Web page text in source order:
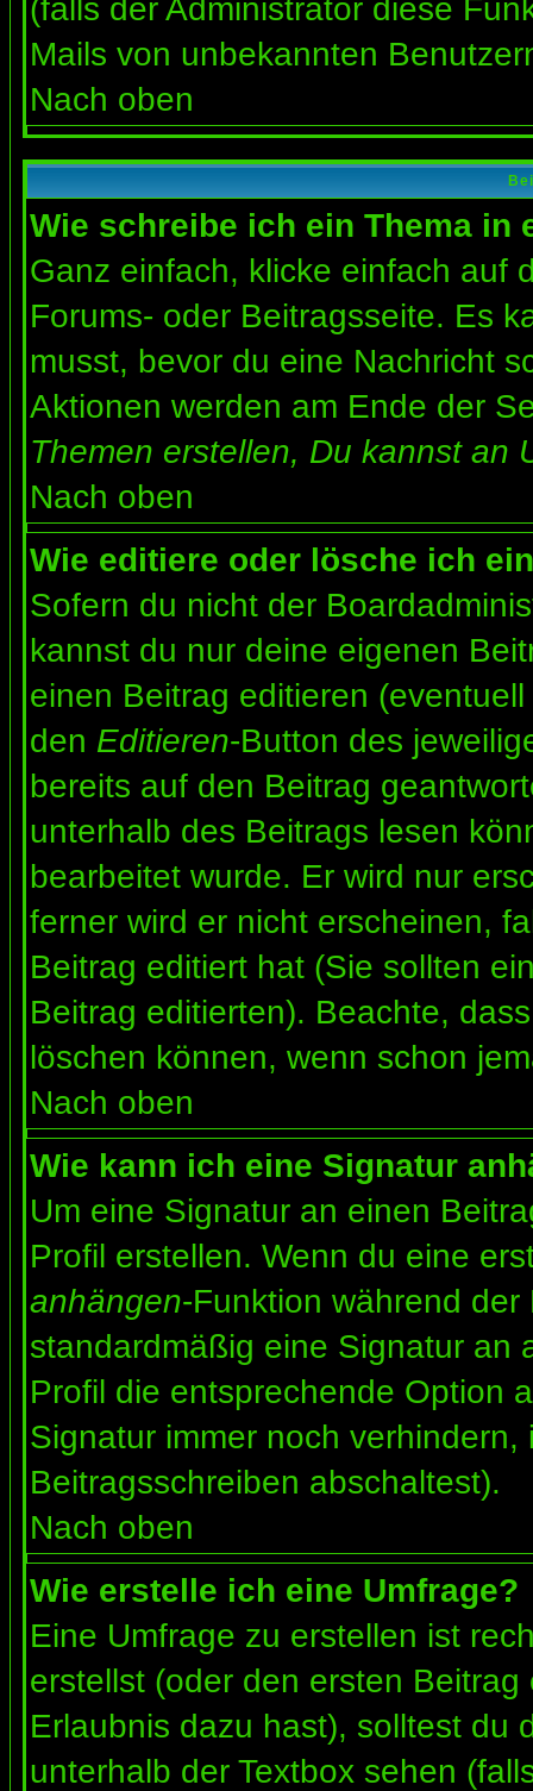
(falls der Administrator diese
Mails von unbekannten
Nach oben
Wie schreibe ich ein Thema in
Ganz einfach, klicke einfach auf
Forums- oder Beitragsseite. Es
musst, bevor du eine Nachricht
Aktionen werden am Ende der
Themen erstellen, Du kannst an
Nach oben
Wie editiere oder lösche ich
Sofern du nicht der
kannst du nur deine eigenen
einen Beitrag editieren
den Editieren-Button des
bereits auf den Beitrag
unterhalb des Beitrags lesen
bearbeitet wurde. Er wird nur
ferner wird er nicht erscheinen,
Beitrag editiert hat (Sie sollten
Beitrag editierten). Beachte,
löschen können, wenn schon
Nach oben
Wie kann ich eine Signatur
Um eine Signatur an einen
Profil erstellen. Wenn du eine
anhängen-Funktion während
standardmäßig eine Signatur an
Profil die entsprechende Option
Signatur immer noch
Beitragsschreiben abschaltest).
Nach oben
Wie erstelle ich eine Umfrage?
Eine Umfrage zu erstellen ist
erstellst (oder den ersten
Erlaubnis dazu hast), solltest du
unterhalb der Textbox sehen